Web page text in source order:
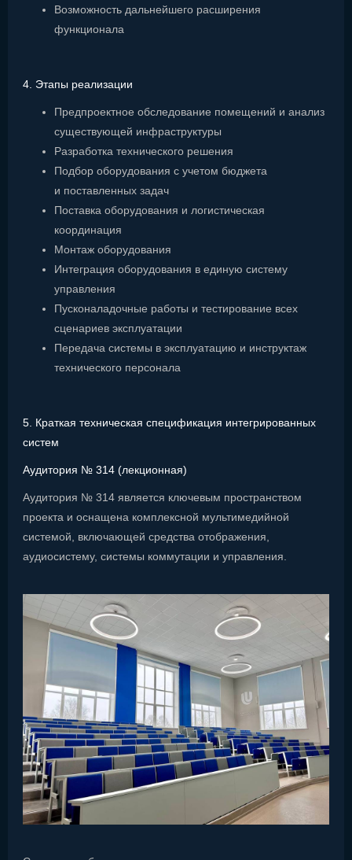
Возможность дальнейшего расширения
функционала
4. Этапы реализации
Предпроектное обследование помещений и анализ
существующей инфраструктуры
Разработка технического решения
Подбор оборудования с учетом бюджета
и поставленных задач
Поставка оборудования и логистическая
координация
Монтаж оборудования
Интеграция оборудования в единую систему
управления
Пусконаладочные работы и тестирование всех
сценариев эксплуатации
Передача системы в эксплуатацию и инструктаж
технического персонала
5. Краткая техническая спецификация интегрированных
систем
Аудитория № 314 (лекционная)
Аудитория № 314 является ключевым пространством
проекта и оснащена комплексной мультимедийной
системой, включающей средства отображения,
аудиосистему, системы коммутации и управления.